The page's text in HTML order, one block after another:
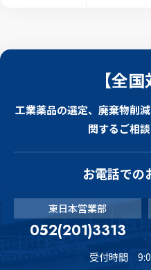
【全国
工業薬品の選定、廃棄物削
関するご相
お電話での
東日本営業部
052(201)3313
受付時間